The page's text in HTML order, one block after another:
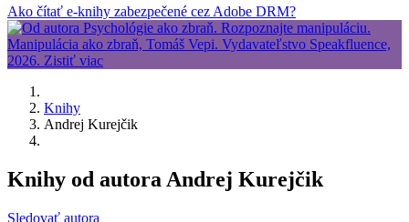
Ako čítať e-knihy zabezpečené cez Adobe DRM?
Knihy
Andrej Kurejčik
Knihy od autora Andrej Kurejčik
Sledovať autora